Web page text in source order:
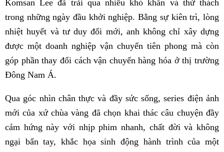
Komsan Lee đã trải qua nhiều khó khăn và thử thách
trong những ngày đầu khởi nghiệp. Bằng sự kiên trì, lòng
nhiệt huyết và tư duy đổi mới, anh không chỉ xây dựng
được một doanh nghiệp vận chuyển tiên phong mà còn
góp phần thay đổi cách vận chuyển hàng hóa ở thị trường
Đông Nam Á.
Qua góc nhìn chân thực và đầy sức sống, series điện ảnh
mới của xứ chùa vàng đã chọn khai thác câu chuyện đầy
cảm hứng này với nhịp phim nhanh, chất đời và không
ngại bẩn tay, khắc họa sinh động hành trình của một